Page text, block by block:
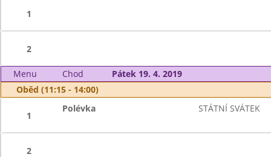
1
2
Menu Chod
Pátek 19. 4. 2019
Oběd (11:15 - 14:00)
1
Polévka STÁTNÍ SVÁTEK
2